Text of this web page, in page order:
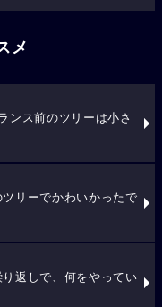
メ
ンス前のツリーは小さ
リーでかわいかったで
返しで、何をやってい